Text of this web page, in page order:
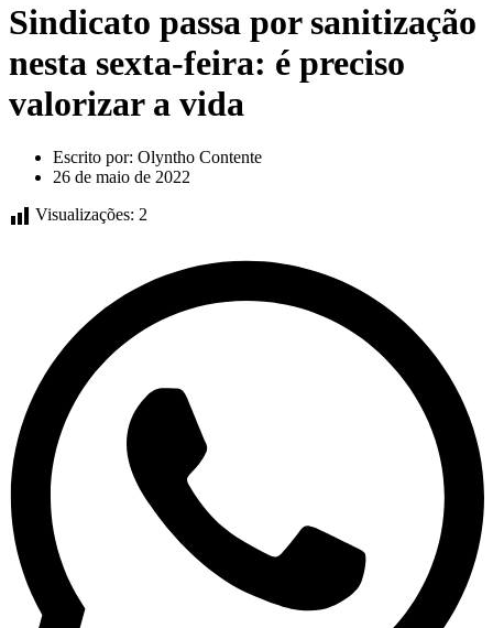
Sindicato passa por sanitização
nesta sexta-feira: é preciso
valorizar a vida
Escrito por: Olyntho Contente
26 de maio de 2022
Visualizações: 2